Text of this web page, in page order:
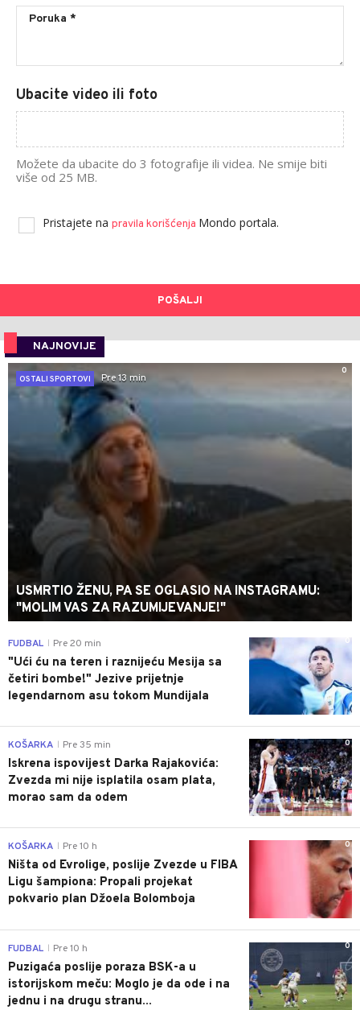
Ubacite video ili foto
Možete da ubacite do 3 fotografije ili videa. Ne smije biti
više od 25 MB.
Pristajete na pravila korišćenja Mondo portala.
POŠALJI
NAJNOVIJE
0
OSTALI SPORTOVI
Pre 13 min
USMRTIO ŽENU, PA SE OGLASIO NA INSTAGRAMU:
"MOLIM VAS ZA RAZUMIJEVANJE!"
0
FUDBAL Pre 20 min
"Ući ću na teren i raznijeću Mesija sa
četiri bombe!" Jezive prijetnje
legendarnom asu tokom Mundijala
0
KOŠARKA Pre 35 min
Iskrena ispovijest Darka Rajakovića:
Zvezda mi nije isplatila osam plata,
morao sam da odem
0
KOŠARKA Pre 10 h
Ništa od Evrolige, poslije Zvezde u FIBA
Ligu šampiona: Propali projekat
pokvario plan Džoela Bolomboja
0
FUDBAL Pre 10 h
Puzigaća poslije poraza BSK-a u
istorijskom meču: Moglo je da ode i na
jednu i na drugu stranu...